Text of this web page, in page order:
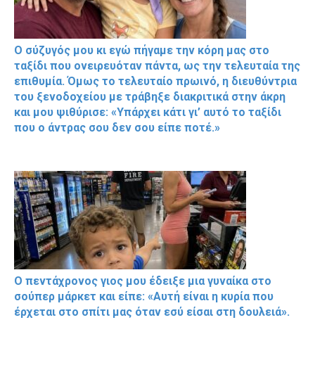
Ο σύζυγός μου κι εγώ πήγαμε την κόρη μας στο
ταξίδι που ονειρευόταν πάντα, ως την τελευταία της
επιθυμία. Όμως το τελευταίο πρωινό, η διευθύντρια
του ξενοδοχείου με τράβηξε διακριτικά στην άκρη
και μου ψιθύρισε: «Υπάρχει κάτι γι’ αυτό το ταξίδι
που ο άντρας σου δεν σου είπε ποτέ.»
Ο πεντάχρονος γιος μου έδειξε μια γυναίκα στο
σούπερ μάρκετ και είπε: «Αυτή είναι η κυρία που
έρχεται στο σπίτι μας όταν εσύ είσαι στη δουλειά».